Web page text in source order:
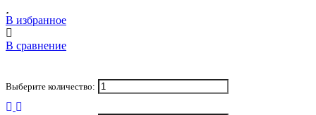
В избранное
В сравнение
Выберите количество: